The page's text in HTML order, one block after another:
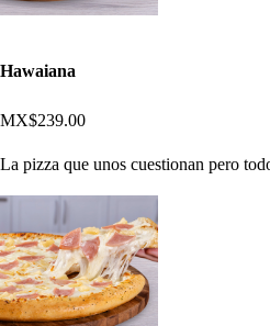
Hawaiana
MX$239.00
La pizza que unos cuestionan pero